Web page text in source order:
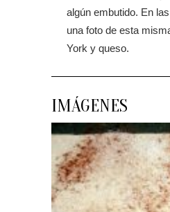
algún embutido. En
una foto de esta
York y queso.
IMÁGENES